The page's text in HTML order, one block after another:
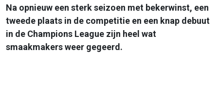
Na opnieuw een sterk seizoen met bekerwinst, een
tweede plaats in de competitie en een knap debuut
in de Champions League zijn heel wat
smaakmakers weer gegeerd.